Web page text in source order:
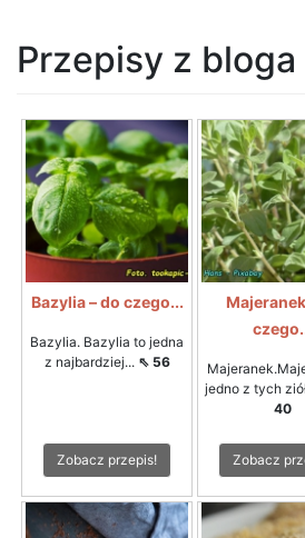
Przepisy z bloga
Bazylia – do czego...
Bazylia. Bazylia to jedna
z najbardziej... ⇖ 56
Zobacz przepis!
jedno z tych
40
Zobacz